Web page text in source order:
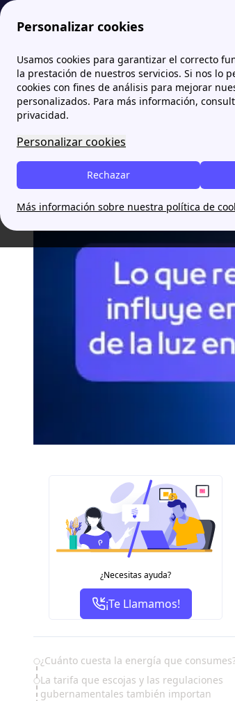
Personalizar cookies
Usamos cookies para garantizar el correcto
la prestación de nuestros servicios. Si nos lo
cookies con fines de análisis para mejorar
personalizados. Para más información,
privacidad.
Personalizar cookies
Rechazar
Más información sobre nuestra política de
Papernest.es blog
Lo que realmente
Pablo Alemán
¿Necesitas ayuda?
¡Te Llamamos!
Table of Contents
¿Cuánto cuesta la energía que
La tarifa que escojas y las regulaciones
gubernamentales también importan